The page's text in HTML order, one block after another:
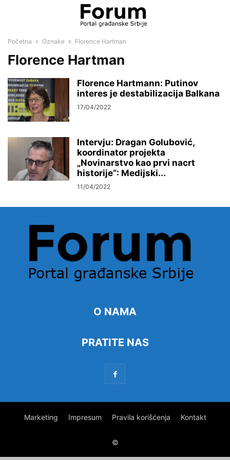
Početna Oznake Florence Hartman
Florence Hartman
Florence Hartmann: Putinov
interes je destabilizacija Balkana
17/04/2022
Intervju: Dragan Golubović,
koordinator projekta
„Novinarstvo kao prvi nacrt
historije“: Medijski...
11/04/2022
O NAMA
PRATITE NAS
Marketing Impresum Pravila korišćenja Kontakt
©